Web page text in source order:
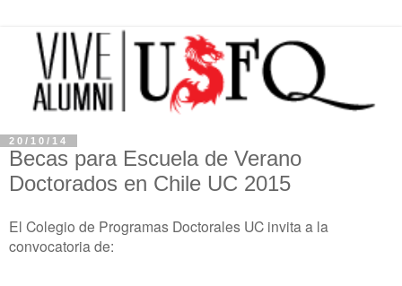
20/10/14
Becas para Escuela de Verano
Doctorados en Chile UC 2015
El Colegio de Programas Doctorales UC invita a la
convocatoria de: